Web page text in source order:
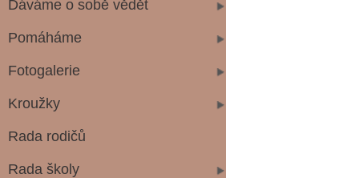
Dáváme o sobě vědět
Pomáháme
Fotogalerie
Kroužky
Rada rodičů
Rada školy